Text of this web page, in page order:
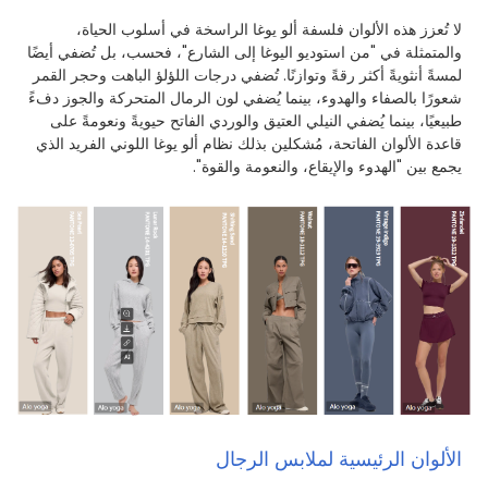
لا تُعزز هذه الألوان فلسفة ألو يوغا الراسخة في أسلوب الحياة،
والمتمثلة في "من استوديو اليوغا إلى الشارع"، فحسب، بل تُضفي أيضًا
لمسةً أنثويةً أكثر رقةً وتوازنًا. تُضفي درجات اللؤلؤ الباهت وحجر القمر
شعورًا بالصفاء والهدوء، بينما يُضفي لون الرمال المتحركة والجوز دفءً
طبيعيًا، بينما يُضفي النيلي العتيق والوردي الفاتح حيويةً ونعومةً على
قاعدة الألوان الفاتحة، مُشكلين بذلك نظام ألو يوغا اللوني الفريد الذي
يجمع بين "الهدوء والإيقاع، والنعومة والقوة".
الألوان الرئيسية لملابس الرجال